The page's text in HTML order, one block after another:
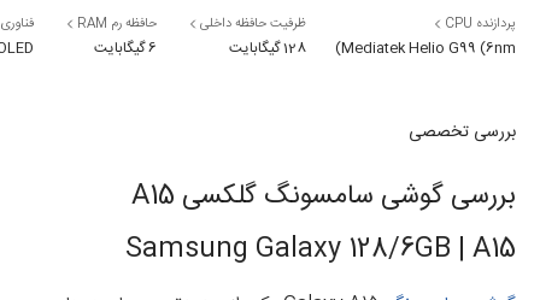
پردازنده CPU
Mediatek Helio G99 (6nm)
ظرفیت حافظه داخلی
128 گیگابایت
حافظه رم RAM
6 گیگابایت
بررسی تخصصی
بررسی گوشی سامسونگ گلکسی A15
Samsung Galaxy 128/6GB | A15